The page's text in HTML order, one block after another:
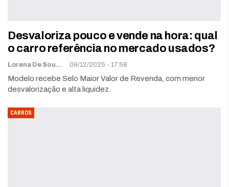
Desvaloriza pouco e vende na hora: qual
o carro referência no mercado usados?
Lorena De Sousa 09/12/2025 - 17:58
Modelo recebe Selo Maior Valor de Revenda, com menor
desvalorização e alta liquidez.
CARROS